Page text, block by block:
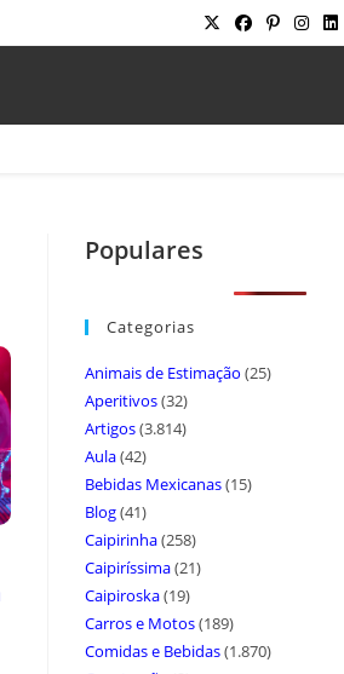
Populares
Categorias
Animais de Estimação (25)
Aperitivos(32)
Artigos(3.814)
Aula(42)
Bebidas Mexicanas(15)
Blog(41)
Caipirinha(258)
Caipiríssima(21)
Caipiroska(19)
Carros e Motos(189)
Comidas e Bebidas(1.870)